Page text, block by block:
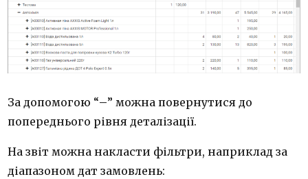
За допомогою “–” можна повернутися до
попереднього рівня деталізації.
На звіт можна накласти фільтри, наприклад за
діапазоном дат замовлень: